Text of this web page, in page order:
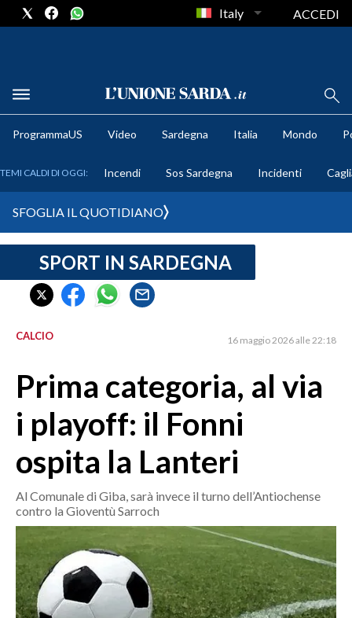
METEO
CRONACA SARDEGNA
CAGLIARI
SULCIS IGLESIENTE
ORISTANO E PROVINCIA
GALLURA
NUORO E PROVINCIA
OGLIASTRA
AGENDA
CRONACA
ITALIA
MONDO
Italy ACCEDI
ProgrammaUS Video Sardegna Italia Mondo
TEMI CALDI DI OGGI: Incendi Sos Sardegna Incidenti
SFOGLIA IL QUOTIDIANO
SPORT IN SARDEGNA
CALCIO 16 maggio 2026 alle 22:18
Prima categoria, al via
i playoff: il Fonni
ospita la Lanteri
Al Comunale di Giba, sarà invece il turno dell’Antiochense
contro la Gioventù Sarroch